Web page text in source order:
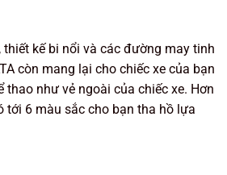
thiết kế bi nổi và các đường may tinh
còn mang lại cho chiếc xe của bạn
thao như vẻ ngoài của chiếc xe. Hơn
tới 6 màu sắc cho bạn tha hồ lựa